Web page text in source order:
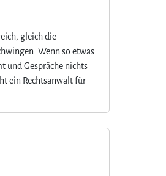
gleich die
Wenn so etwas
und Gespräche nichts
ein Rechtsanwalt für